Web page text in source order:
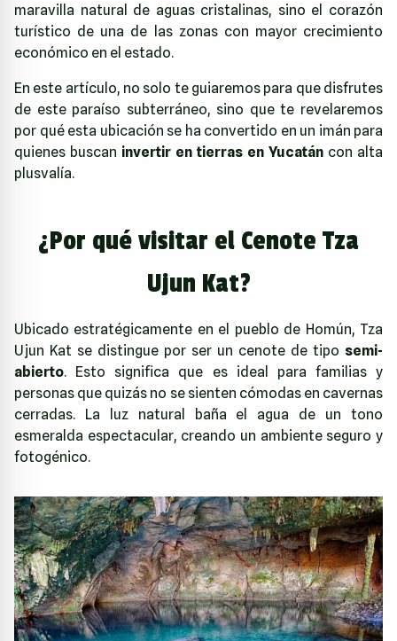
maravilla natural de aguas cristalinas, sino el corazón
turístico de una de las zonas con mayor crecimiento
económico en el estado.
En este artículo, no solo te guiaremos para que disfrutes
de este paraíso subterráneo, sino que te revelaremos
por qué esta ubicación se ha convertido en un imán para
quienes buscan invertir en tierras en Yucatán con alta
plusvalía.
¿Por qué visitar el Cenote Tza
Ujun Kat?
Ubicado estratégicamente en el pueblo de Homún, Tza
Ujun Kat se distingue por ser un cenote de tipo semi-
abierto. Esto significa que es ideal para familias y
personas que quizás no se sienten cómodas en cavernas
cerradas. La luz natural baña el agua de un tono
esmeralda espectacular, creando un ambiente seguro y
fotogénico.